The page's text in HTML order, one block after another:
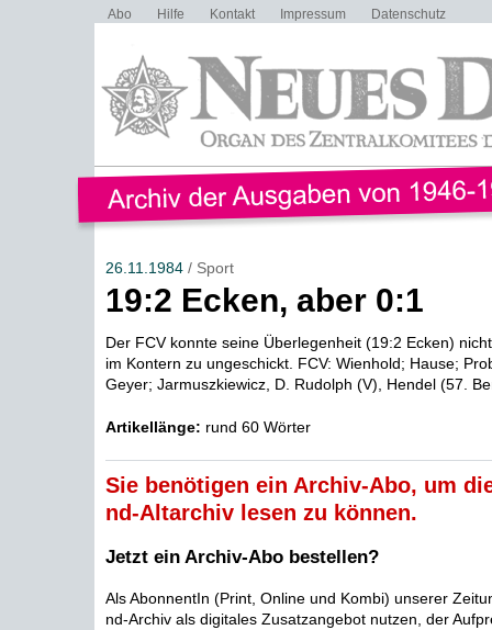
Abo Hilfe Kontakt Impressum Datenschutz
26.11.1984/ Sport
19:2 Ecken, aber 0:1
Der FCV konnte seine Überlegenheit (19:2 Ecken)
im Kontern zu ungeschickt. FCV: Wienhold; Hause;
Geyer; Jarmuszkiewicz, D. Rudolph (V), Hendel (57.
Artikellänge: rund 60 Wörter
Sie benötigen ein Archiv-Abo, um
nd-Altarchiv lesen zu können.
Jetzt ein Archiv-Abo bestellen?
Als AbonnentIn (Print, Online und Kombi) unserer
nd-Archiv als digitales Zusatzangebot nutzen, der